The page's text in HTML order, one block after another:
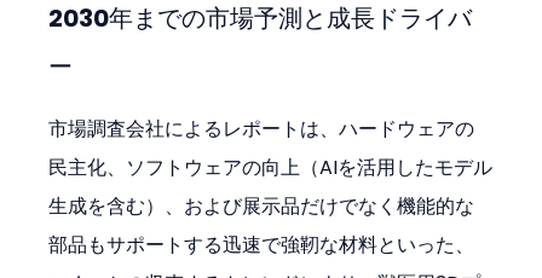
2030年までの市場予測と成長ドライバ
ー
市場調査会社によるレポートは、ハードウェアの
民主化、ソフトウェアの向上（AIを活用したモデル
生成を含む）、および展示品だけでなく機能的な
部品もサポートする迅速で強靭な材料といった、